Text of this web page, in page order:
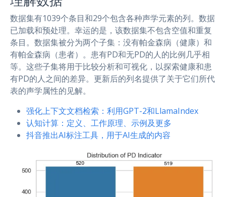
数据集有1039个条目和29个包含各种声学元素的列。数据
已加载和预处理。幸运的是，该数据集不包含空值和重复
条目。数据集被分为两个子集：没有帕金森病（健康）和
有帕金森病（患者）。患有PD和无PD的人的比例几乎相
等。这些子集将用于比较分析和可视化，以探索健康和患
有PD的人之间的差异。更新后的列名提供了关于它们所代
表的声学属性的见解。
强化上下文文档检索：利用GPT-2和LlamaIndex
认知计算：定义、工作原理、示例及更多
抖音推出AI标注工具，用于AI生成的内容